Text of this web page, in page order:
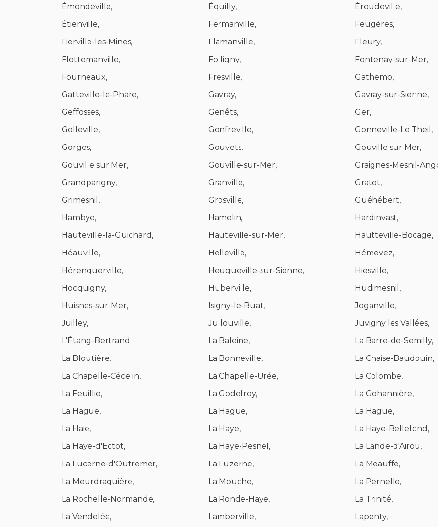
Émondeville,
Équilly,
Éroudeville,
Étienville,
Fermanville,
Feugères,
Fierville-les-Mines,
Flamanville,
Fleury,
Flottemanville,
Folligny,
Fontenay-sur-Mer,
Fourneaux,
Fresville,
Gathemo,
Gatteville-le-Phare,
Gavray,
Gavray-sur-Sienne,
Geffosses,
Genêts,
Ger,
Golleville,
Gonfreville,
Gonneville-Le Theil,
Gorges,
Gouvets,
Gouville sur Mer,
Gouville sur Mer,
Gouville-sur-Mer,
Graignes-Mesnil-
Grandparigny,
Granville,
Gratot,
Grimesnil,
Grosville,
Guéhébert,
Hambye,
Hamelin,
Hardinvast,
Hauteville-la-Guichard,
Hauteville-sur-Mer,
Hautteville-Bocage,
Héauville,
Helleville,
Hémevez,
Hérenguerville,
Heugueville-sur-Sienne,
Hiesville,
Hocquigny,
Huberville,
Hudimesnil,
Huisnes-sur-Mer,
Isigny-le-Buat,
Joganville,
Juilley,
Jullouville,
Juvigny les Vallées,
L'Étang-Bertrand,
La Baleine,
La Barre-de-Semilly,
La Bloutière,
La Bonneville,
La Chaise-Baudouin,
La Chapelle-Cécelin,
La Chapelle-Urée,
La Colombe,
La Feuillie,
La Godefroy,
La Gohannière,
La Hague,
La Hague,
La Hague,
La Haie,
La Haye,
La Haye-Bellefond,
La Haye-d'Ectot,
La Haye-Pesnel,
La Lande-d'Airou,
La Lucerne-d'Outremer,
La Luzerne,
La Meauffe,
La Meurdraquière,
La Mouche,
La Pernelle,
La Rochelle-Normande,
La Ronde-Haye,
La Trinité,
La Vendelée,
Lamberville, Lapenty,